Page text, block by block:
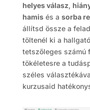
helyes válasz,
hamisés a sorba
állítsd össze a
töltenél ki a
tetszőleges számú
tökéletesre a
széles
kurzusaid